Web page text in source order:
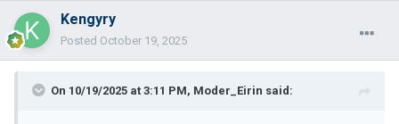
Kengyry
Posted October 19, 2025
On 10/19/2025 at 3:11 PM, Moder_Eirin said: